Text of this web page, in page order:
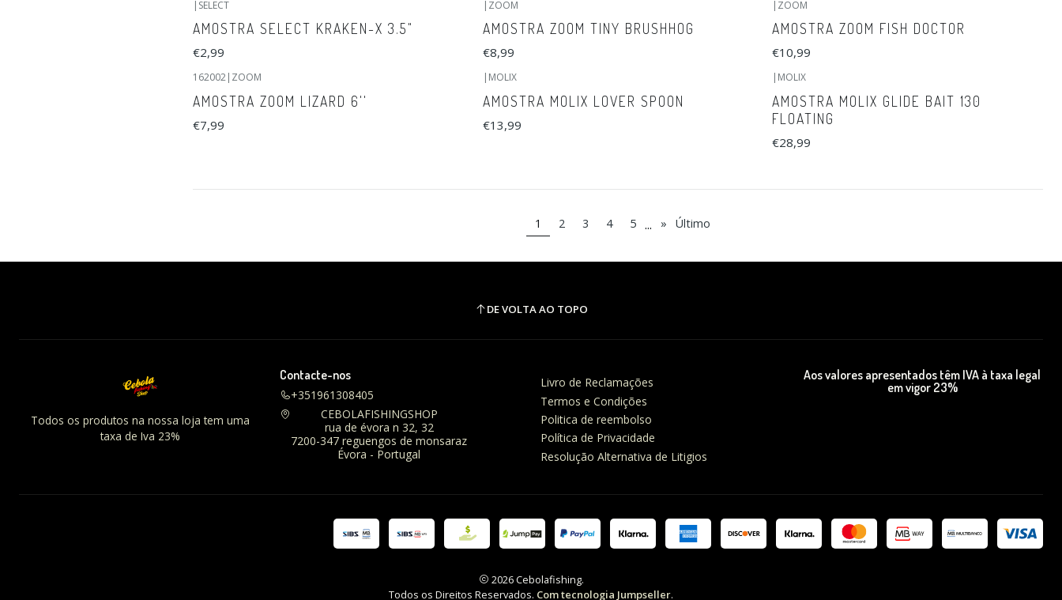
| SELECT
AMOSTRA SELECT KRAKEN-X 3.5"
€2,99
| ZOOM
AMOSTRA ZOOM TINY BRUSHHOG
€8,99
| ZOOM
AMOSTRA ZOOM FISH DOCTOR
€10,99
162002| ZOOM
AMOSTRA ZOOM LIZARD 6''
€7,99
| MOLIX
AMOSTRA MOLIX LOVER SPOON
€13,99
| MOLIX
AMOSTRA MOLIX GLIDE BAIT 130
FLOATING
€28,99
1 2 3 4 5 ... » Último
DE VOLTA AO TOPO
Todos os produtos na nossa loja tem uma
taxa de Iva 23%
Contacte-nos
+351961308405
CEBOLAFISHINGSHOP
rua de évora n 32, 32
7200-347 reguengos de monsaraz
Évora - Portugal
Livro de Reclamações
Termos e Condições
Politica de reembolso
Política de Privacidade
Resolução Alternativa de Litigios
Aos valores apresentados têm IVA à taxa legal
em vigor 23%
2026 Cebolafishing.
Todos os Direitos Reservados. Com tecnologia Jumpseller.